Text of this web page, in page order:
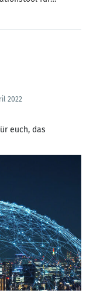
, MacOS-,
2022
euch, das